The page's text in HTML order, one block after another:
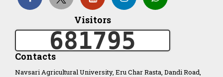
Organization Structure
ખેડુત માર્ગદર્શિકા
Visitors
681795
Contacts
Navsari Agricultural University, Eru Char Rasta, Dandi Road,